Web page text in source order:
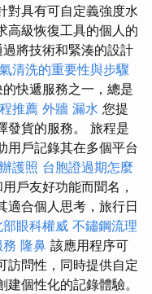
對具有可自定義強度水
高級恢復工具的個人的
將技術和緊湊的設計
清洗的重要性與步驟
快遞服務之一，總是
推薦 外牆 漏水 您提
發貨的服務。 旅程是
用戶記錄其在多個平台
護照 台胞證過期怎麼
戶友好功能而聞名，
適合個人思考，旅行日
部眼科權威 不鏽鋼流理
隆鼻 該應用程序可
訪問性，同時提供自定
個性化的記錄體驗。